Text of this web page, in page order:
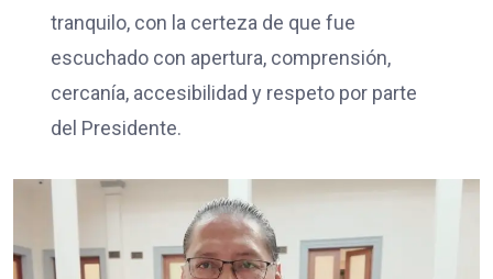
tranquilo, con la certeza de que fue
escuchado con apertura, comprensión,
cercanía, accesibilidad y respeto por parte
del Presidente.